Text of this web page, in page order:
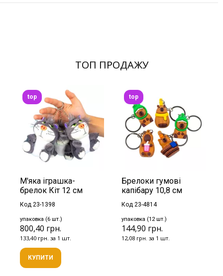
ТОП ПРОДАЖУ
М'яка іграшка-
брелок Кіт 12 см
Код 23-1398
упаковка (6 шт.)
800,40 грн.
133,40 грн. за 1 шт.
top
КУПИТИ
Брелоки гумові
капібару 10,8 см
Код 23-4814
упаковка (12 шт.)
144,90 грн.
12,08 грн. за 1 шт.
top